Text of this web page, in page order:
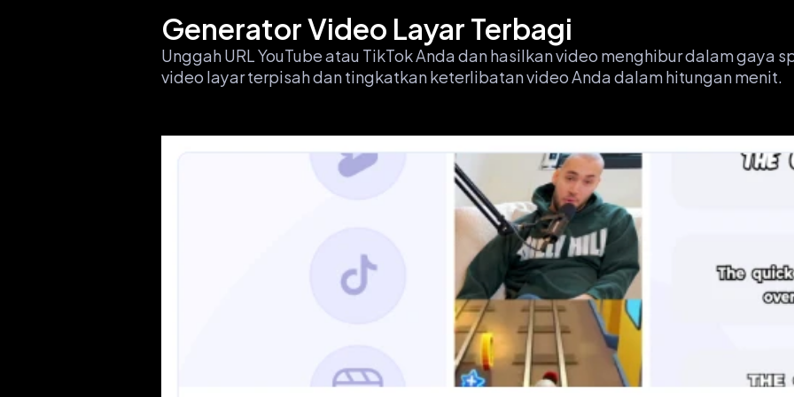
Generator Video Layar Terbagi
Unggah URL YouTube atau TikTok Anda dan hasilkan video menghibur dalam gaya
video layar terpisah dan tingkatkan keterlibatan video Anda dalam hitungan menit.